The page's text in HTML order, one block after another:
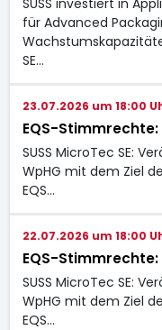
für Advanced
SE…
23.07.2026 um 18:00
EQS-Stimmrechte:
SUSS MicroTec SE:
WpHG mit dem Ziel
EQS…
22.07.2026 um 18:00
EQS-Stimmrechte:
SUSS MicroTec SE:
WpHG mit dem Ziel
EQS…